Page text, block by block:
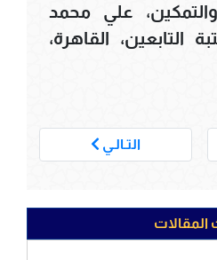
علي محمد
ط1، مكتبة التابعين، القاهرة،
التـالـي
المقالات